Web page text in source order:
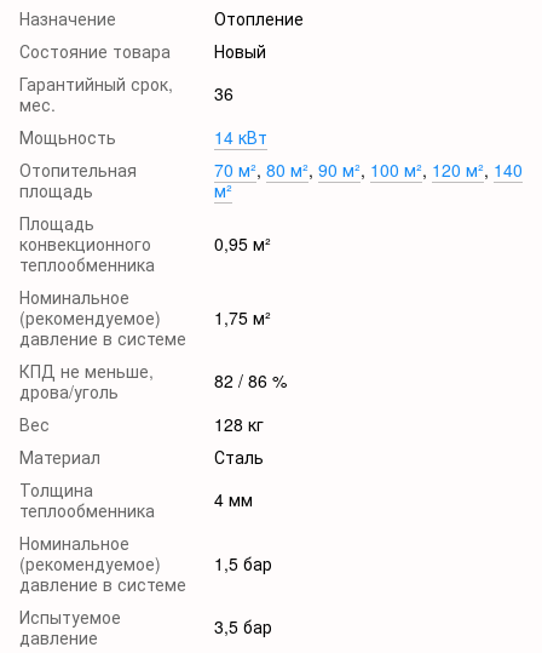
Назначение
Отопление
Состояние товара
Новый
Гарантийный срок,
мес.
36
Мощьность
14 кВт
Отопительная
площадь
70 м², 80 м², 90 м², 100 м², 120 м², 140
м²
Площадь
конвекционного
теплообменника
0,95 м²
Номинальное
(рекомендуемое)
давление в системе
1,75 м²
КПД не меньше,
дрова/уголь
82 / 86 %
Вес
128 кг
Материал
Сталь
Толщина
теплообменника
4 мм
Номинальное
(рекомендуемое)
давление в системе
1,5 бар
Испытуемое
давление
3,5 бар